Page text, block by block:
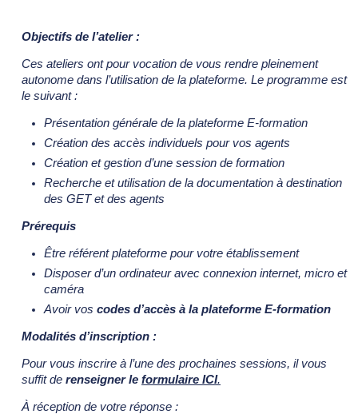
Objectifs de l’atelier :
Ces ateliers ont pour vocation de vous rendre pleinement
autonome dans l’utilisation de la plateforme. Le programme est
le suivant :
Présentation générale de la plateforme E-formation
Création des accès individuels pour vos agents
Création et gestion d’une session de formation
Recherche et utilisation de la documentation à destination
des GET et des agents
Prérequis
Être référent plateforme pour votre établissement
Disposer d’un ordinateur avec connexion internet, micro et
caméra
Avoir vos codes d’accès à la plateforme E-formation
Modalités d’inscription :
Pour vous inscrire à l’une des prochaines sessions, il vous
suffit de renseigner le formulaire ICI.
À réception de votre réponse :